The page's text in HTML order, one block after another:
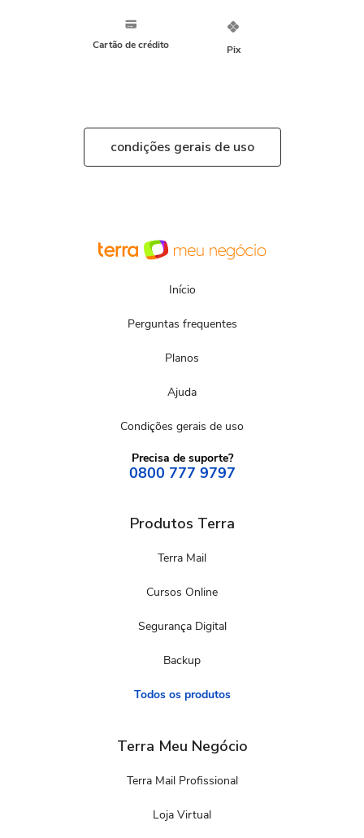
Cartão de crédito Pix
condições gerais de uso
Início
Perguntas frequentes
Planos
Ajuda
Condições gerais de uso
Precisa de suporte?
0800 777 9797
Produtos Terra
Terra Mail
Cursos Online
Segurança Digital
Backup
Todos os produtos
Terra Meu Negócio
Terra Mail Profissional
Loja Virtual